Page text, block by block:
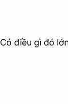
Có điều gì đó